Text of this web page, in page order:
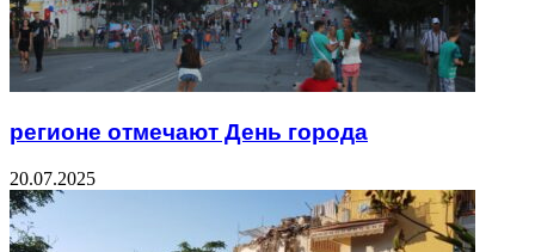
регионе отмечают День города
20.07.2025